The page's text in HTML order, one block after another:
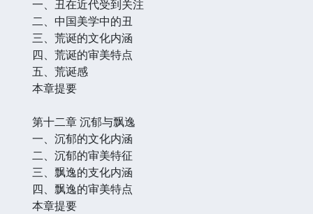
一、丑在近代受到关注
二、中国美学中的丑
三、荒诞的文化内涵
四、荒诞的审美特点
五、荒诞感
本章提要
第十二章 沉郁与飘逸
一、沉郁的文化内涵
二、沉郁的审美特征
三、飘逸的支化内涵
四、飘逸的审美特点
本章提要